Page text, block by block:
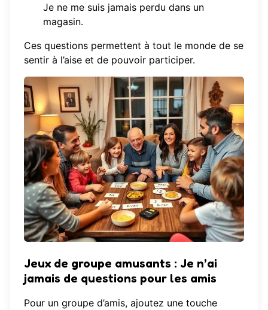
Je ne me suis jamais perdu dans un
magasin.
Ces questions permettent à tout le monde de se
sentir à l’aise et de pouvoir participer.
Jeux de groupe amusants : Je n’ai
jamais de questions pour les amis
Pour un groupe d’amis, ajoutez une touche